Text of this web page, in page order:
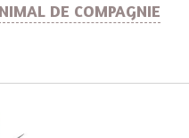
DE COMPAGNIE